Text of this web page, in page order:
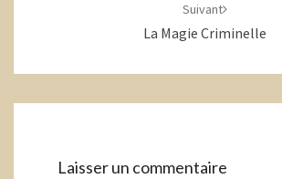
Suivant
La Magie Criminelle
Laisser un commentaire